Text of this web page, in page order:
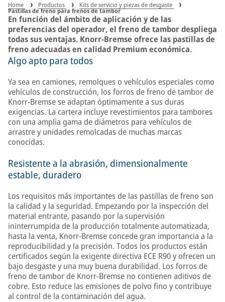
Home Productos Kits de servicio y piezas de desgaste
Pastillas de freno para frenos de tambor
En función del ámbito de aplicación y de las
preferencias del operador, el freno de tambor despliega
todas sus ventajas. Knorr-Bremse ofrece las pastillas de
freno adecuadas en calidad Premium económica.
Algo apto para todos
Ya sea en camiones, remolques o vehículos especiales como
vehículos de construcción, los forros de freno de tambor de
Knorr-Bremse se adaptan óptimamente a sus duras
exigencias. La cartera incluye revestimientos para tambores
con una amplia gama de diámetros para vehículos de
arrastre y unidades remolcadas de muchas marcas
conocidas.
Resistente a la abrasión, dimensionalmente
estable, duradero
Los requisitos más importantes de las pastillas de freno son
la calidad y la seguridad. Empezando por la inspección del
material entrante, pasando por la supervisión
ininterrumpida de la producción totalmente automatizada,
hasta la venta, Knorr-Bremse concede gran importancia a la
reproducibilidad y la precisión. Todos los productos están
certificados según la exigente directiva ECE R90 y ofrecen un
bajo desgaste y una muy buena durabilidad. Los forros de
freno de tambor de Knorr-Bremse no contienen aditivos de
cobre. Esto reduce las emisiones de polvo fino y contribuye
al control de la contaminación del agua.